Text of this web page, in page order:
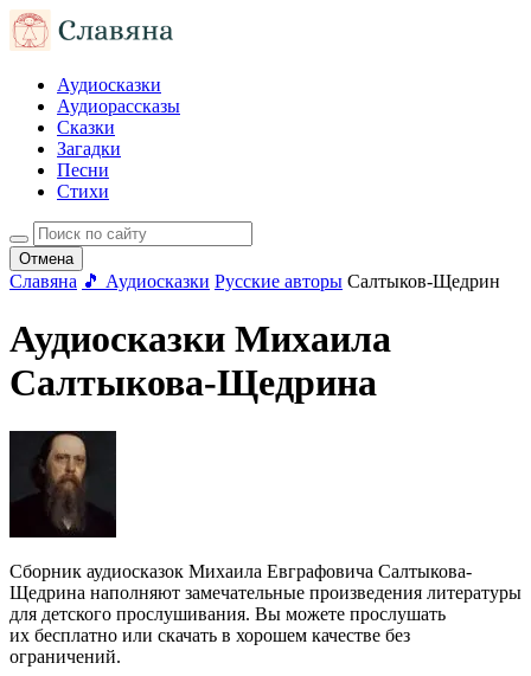
Аудиосказки
Аудиорассказы
Сказки
Загадки
Песни
Стихи
Отмена
Славяна 🎵 Аудиосказки Русские авторы Салтыков-Щедрин
Аудиосказки Михаила
Салтыкова-Щедрина
Сборник аудиосказок Михаила Евграфовича Салтыкова-
Щедрина наполняют замечательные произведения литературы
для детского прослушивания. Вы можете прослушать
их бесплатно или скачать в хорошем качестве без
ограничений.